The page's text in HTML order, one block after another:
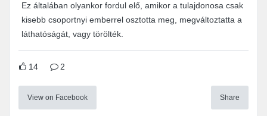
Ez általában olyankor fordul elő, amikor a tulajdonosa csak
kisebb csoportnyi emberrel osztotta meg, megváltoztatta a
láthatóságát, vagy törölték.
14 2
View on Facebook Share